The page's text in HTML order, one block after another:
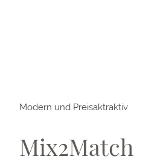
Modern und Preisaktraktiv
Mix2Match